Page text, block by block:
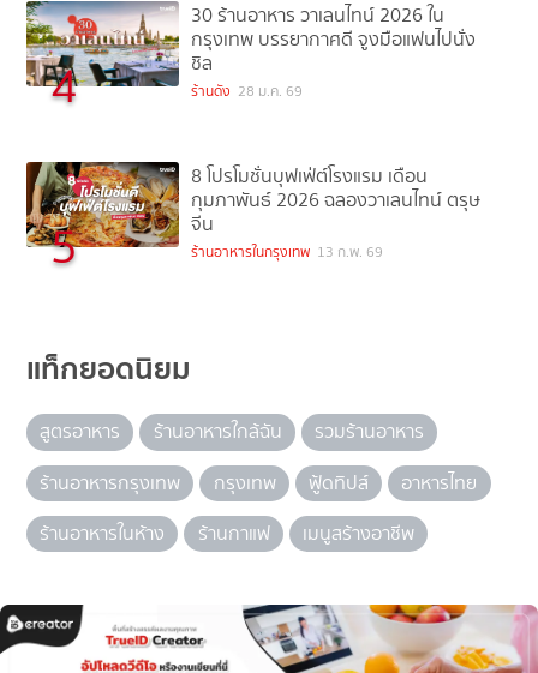
4
30 ร้านอาหาร วาเลนไทน์ 2026 ใน
กรุงเทพ บรรยากาศดี จูงมือแฟนไปนั่ง
ชิล
ร้านดัง 28 ม.ค. 69
5
8 โปรโมชั่นบุฟเฟ่ต์โรงแรม เดือน
กุมภาพันธ์ 2026 ฉลองวาเลนไทน์ ตรุษ
จีน
ร้านอาหารในกรุงเทพ 13 ก.พ. 69
แท็กยอดนิยม
สูตรอาหาร ร้านอาหารใกล้ฉัน
รวมร้านอาหาร
ร้านอาหารกรุงเทพ
กรุงเทพ ฟู้ดทิปส์
อาหารไทย
ร้านอาหารในห้าง
ร้านกาแฟ เมนูสร้างอาชีพ